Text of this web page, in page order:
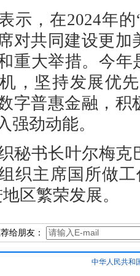
示，在2024年
对共同建设更
重大举措。今年
，坚持发展优
字普惠金融，
强劲动能。
秘书长叶尔梅克
织主席国所做
区繁荣发展。
给朋友：
中华人民共和